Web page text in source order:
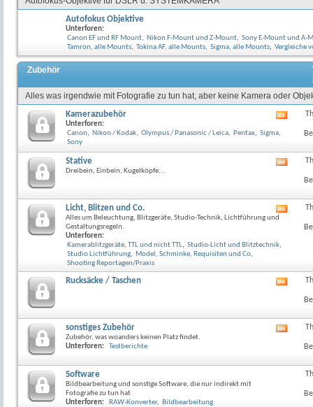
Autofokus Objektive
Unterforen:
Canon EF und RF Mount, Nikon F-Mount und Z-Mount, Sony E-Mount und A-
Tamron, alle Mounts, Tokina AF, alle Mounts, Sigma, alle Mounts, Vergleiche
Zubehör
Alles was irgendwie mit Fotografie zu tun hat, aber keine Kamera oder
Kamerazubehör
Unterforen:
Canon, Nikon / Kodak, Olympus / Panasonic / Leica, Pentax, Sigma,
Sony
dieses
Stative
Dreibein, Einbein, Kugelköpfe...
dieses
Licht, Blitzen und Co.
Alles um Beleuchtung, Blitzgeräte, Studio-Technik, Lichtführung und
Gestaltungsregeln.
Unterforen:
Kamerablitzgeräte, TTL und nicht TTL, Studio-Licht und Blitztechnik,
Studio Lichtführung, Model, Schminke, Requisiten und Co,
Shooting Reportagen/Praxis
dieses
Rucksäcke / Taschen
dieses
sonstiges Zubehör
Zubehör, was woanders keinen Platz findet.
Unterforen:
Testberichte
dieses
Software
Bildbearbeitung und sonstige Software, die nur indirekt mit
Fotografie zu tun hat
Unterforen:
RAW-Konverter, Bildbearbeitung